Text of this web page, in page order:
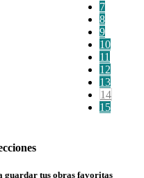
7
8
9
10
11
12
13
14
15
guardar tus obras favoritas